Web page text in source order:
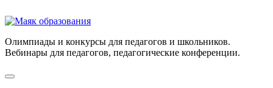
Олимпиады и конкурсы для педагогов и школьников.
Вебинары для педагогов, педагогические конференции.